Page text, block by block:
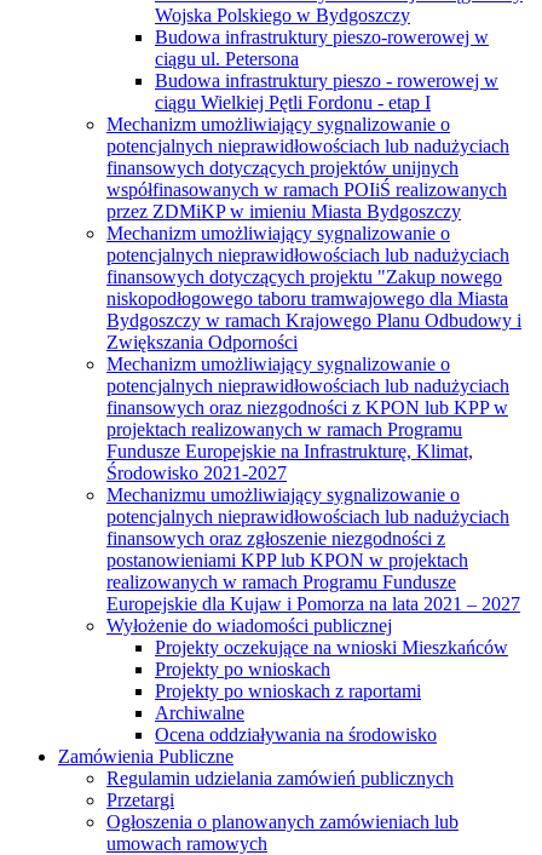
Wojska Polskiego w Bydgoszczy
Budowa infrastruktury pieszo-rowerowej w
ciągu ul. Petersona
Budowa infrastruktury pieszo - rowerowej w
ciągu Wielkiej Pętli Fordonu - etap I
Mechanizm umożliwiający sygnalizowanie o
potencjalnych nieprawidłowościach lub nadużyciach
finansowych dotyczących projektów unijnych
współfinasowanych w ramach POIiŚ realizowanych
przez ZDMiKP w imieniu Miasta Bydgoszczy
Mechanizm umożliwiający sygnalizowanie o
potencjalnych nieprawidłowościach lub nadużyciach
finansowych dotyczących projektu "Zakup nowego
niskopodłogowego taboru tramwajowego dla Miasta
Bydgoszczy w ramach Krajowego Planu Odbudowy i
Zwiększania Odporności
Mechanizm umożliwiający sygnalizowanie o
potencjalnych nieprawidłowościach lub nadużyciach
finansowych oraz niezgodności z KPON lub KPP w
projektach realizowanych w ramach Programu
Fundusze Europejskie na Infrastrukturę, Klimat,
Środowisko 2021-2027
Mechanizmu umożliwiający sygnalizowanie o
potencjalnych nieprawidłowościach lub nadużyciach
finansowych oraz zgłoszenie niezgodności z
postanowieniami KPP lub KPON w projektach
realizowanych w ramach Programu Fundusze
Europejskie dla Kujaw i Pomorza na lata 2021 – 2027
Wyłożenie do wiadomości publicznej
Projekty oczekujące na wnioski Mieszkańców
Projekty po wnioskach
Projekty po wnioskach z raportami
Archiwalne
Ocena oddziaływania na środowisko
Zamówienia Publiczne
Regulamin udzielania zamówień publicznych
Przetargi
Ogłoszenia o planowanych zamówieniach lub
umowach ramowych